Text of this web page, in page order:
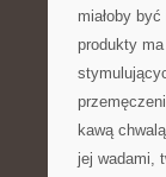
miałoby
produkty
kawą
jej wadami,